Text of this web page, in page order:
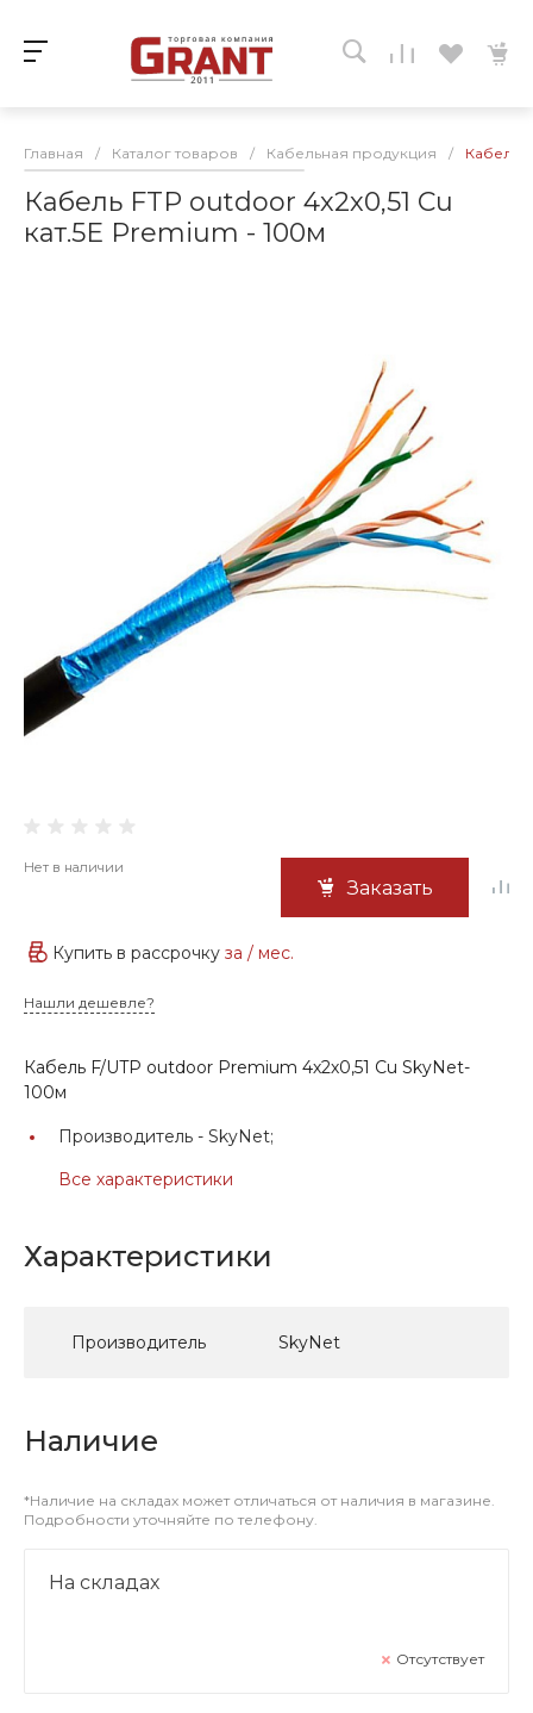
Главная / Каталог товаров / Кабельная продукция / Кабель
Кабель FTP outdoor 4х2х0,51 Cu
кат.5Е Premium - 100м
Нет в наличии
Заказать
Купить в рассрочку за / мес.
Нашли дешевле?
Кабель F/UTP outdoor Premium 4х2х0,51 Cu SkyNet-
100м
Производитель - SkyNet;
Все характеристики
Характеристики
Производитель SkyNet
Наличие
*Наличие на складах может отличаться от наличия в магазине.
Подробности уточняйте по телефону.
На складах
Отсутствует